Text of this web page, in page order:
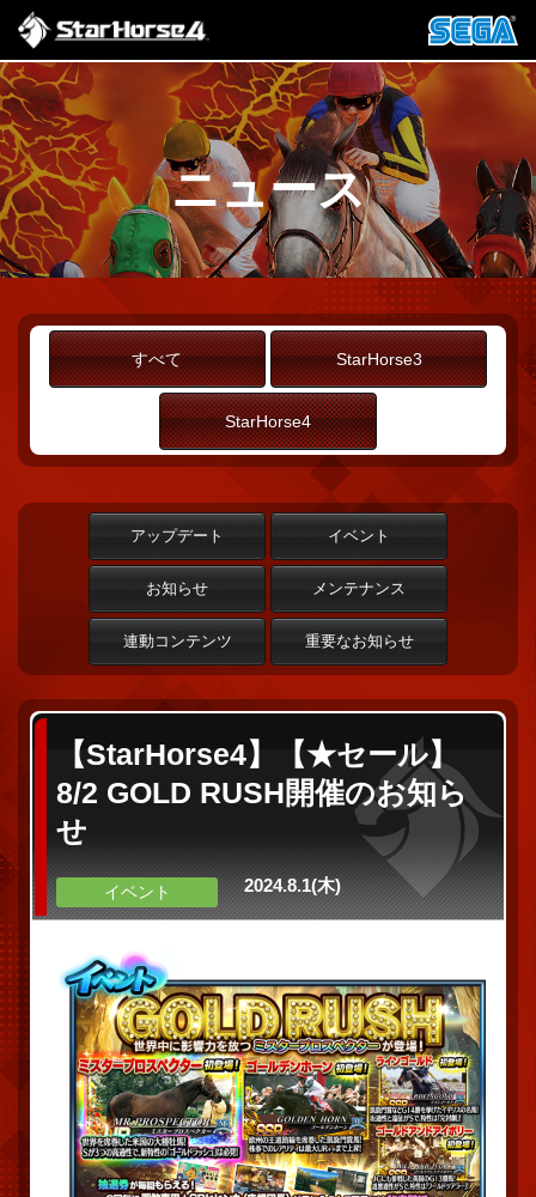
ニュース
すべて StarHorse3
StarHorse4
アップデート イベント
お知らせ メンテナンス
連動コンテンツ 重要なお知らせ
【StarHorse4】【★セール】
8/2 GOLD RUSH開催のお知ら
せ
イベント 2024.8.1(木)